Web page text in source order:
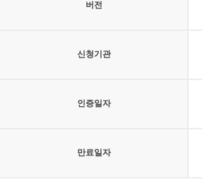
버전
신청기관
인증일자
만료일자